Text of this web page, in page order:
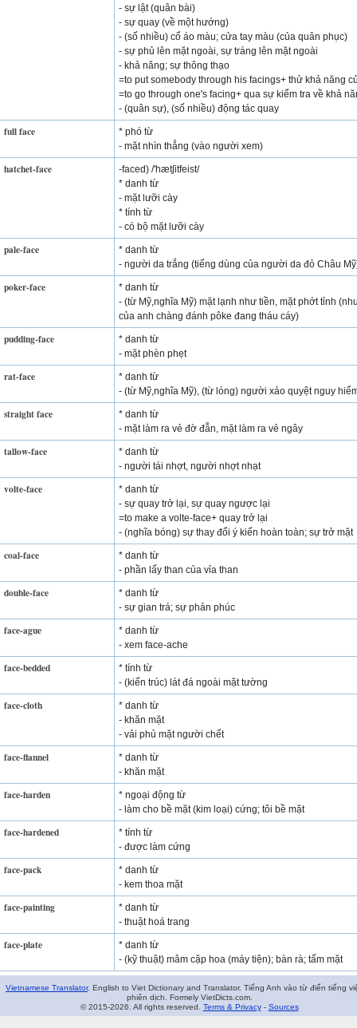
- sự lật (quân bài)
- sự quay (về một hướng)
- (số nhiều) cổ áo màu; cửa tay màu (của quân phục)
- sự phủ lên mặt ngoài, sự tráng lên mặt ngoài
- khả năng; sự thông thạo
=to put somebody through his facings+ thử khả năng
=to go through one's facing+ qua sự kiểm tra về khả
- (quân sự), (số nhiều) động tác quay
full face
* phó từ
- mặt nhìn thẳng (vào người xem)
hatchet-face
-faced) /'hætʃitfeist/
* danh từ
- mặt lưỡi cày
* tính từ
- có bộ mặt lưỡi cày
pale-face
* danh từ
- người da trắng (tiếng dùng của người da đỏ Châu
poker-face
* danh từ
- (từ Mỹ,nghĩa Mỹ) mặt lạnh như tiền, mặt phớt tỉnh
của anh chàng đánh pôke đang tháu cáy)
pudding-face
* danh từ
- mặt phèn phẹt
rat-face
* danh từ
- (từ Mỹ,nghĩa Mỹ), (từ lóng) người xảo quyệt nguy
straight face
* danh từ
- mặt làm ra vẻ đờ đẫn, mặt làm ra vẻ ngây
tallow-face
* danh từ
- người tái nhợt, người nhợt nhạt
volte-face
* danh từ
- sự quay trở lại, sự quay ngược lại
=to make a volte-face+ quay trở lại
- (nghĩa bóng) sự thay đổi ý kiến hoàn toàn; sự trở mặt
coal-face
* danh từ
- phần lấy than của vỉa than
double-face
* danh từ
- sự gian trá; sự phản phúc
face-ague
* danh từ
- xem face-ache
face-bedded
* tính từ
- (kiến trúc) lát đá ngoài mặt tường
face-cloth
* danh từ
- khăn mặt
- vải phủ mặt người chết
face-flannel
* danh từ
- khăn mặt
face-harden
* ngoại động từ
- làm cho bề mặt (kim loại) cứng; tôi bề mặt
face-hardened
* tính từ
- được làm cứng
face-pack
* danh từ
- kem thoa mặt
face-painting
* danh từ
- thuật hoá trang
face-plate
* danh từ
- (kỹ thuật) mâm cặp hoa (máy tiện); bàn rà; tấm mặt
Vietnamese Translator. English to Viet Dictionary and Translator. Tiếng Anh vào từ điển tiếng
phiên dịch. Formely VietDicts.com.
© 2015-2026. All rights reserved. Terms & Privacy- Sources